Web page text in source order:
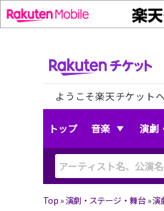
ようこそ楽天チケットへ
トップ 音楽 演劇
Top »演劇・ステージ・舞台»演